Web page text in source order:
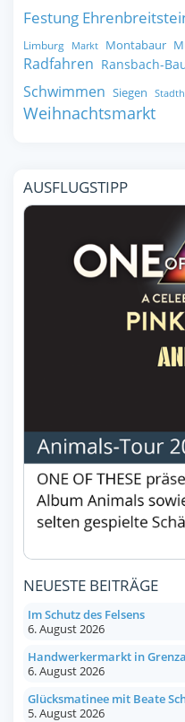
Festung
Limburg Markt Montabaur
Radfahren Ransbach-
Schwimmen Siegen
Weihnachtsmarkt
AUSFLUGSTIPP
NEUESTE BEITRÄGE
Im Schutz des Felsens
6. August 2026
Handwerkermarkt in
6. August 2026
Glücksmatinee mit Beate
5. August 2026